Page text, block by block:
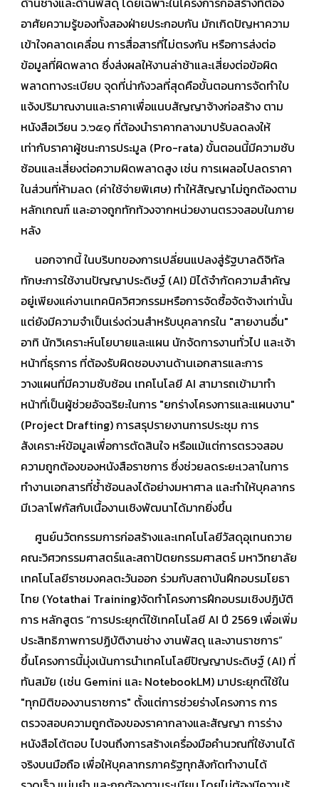
อาศัยความรู้ของทั้งสองฝ่ายประกอบกัน มักเกิดปัญหาความ
เข้าใจคลาดเคลื่อน การสื่อสารที่ไม่ตรงกัน หรือการส่งต่อ
ข้อมูลที่ผิดพลาด ซึ่งส่งผลให้งานล่าช้าและเสี่ยงต่อข้อผิด
พลาดทางระเบียบ จุดที่น่ากังวลที่สุดคือขั้นตอนการจัดทำใบ
แจ้งปริมาณงานและราคาเพื่อแนบสัญญาจ้างก่อสร้าง ตาม
หนังสือเวียน ว.๖๕๑ ที่ต้องนำราคากลางมาปรับลดลงให้
เท่ากับราคาผู้ชนะการประมูล (Pro-rata) ขั้นตอนนี้มีความซับ
ซ้อนและเสี่ยงต่อความผิดพลาดสูง เช่น การเผลอไปลดราคา
ในส่วนที่ห้ามลด (ค่าใช้จ่ายพิเศษ) ทำให้สัญญาไม่ถูกต้องตาม
หลักเกณฑ์ และอาจถูกทักท้วงจากหน่วยงานตรวจสอบในภาย
หลัง
นอกจากนี้ ในบริบทของการเปลี่ยนแปลงสู่รัฐบาลดิจิทัล
ทักษะการใช้งานปัญญาประดิษฐ์ (AI) มิได้จำกัดความสำคัญ
อยู่เพียงแค่งานเทคนิควิศวกรรมหรือการจัดซื้อจัดจ้างเท่านั้น
แต่ยังมีความจำเป็นเร่งด่วนสำหรับบุคลากรใน "สายงานอื่น"
อาทิ นักวิเคราะห์นโยบายและแผน นักจัดการงานทั่วไป และเจ้า
หน้าที่ธุรการ ที่ต้องรับผิดชอบงานด้านเอกสารและการ
วางแผนที่มีความซับซ้อน เทคโนโลยี AI สามารถเข้ามาทำ
หน้าที่เป็นผู้ช่วยอัจฉริยะในการ "ยกร่างโครงการและแผนงาน"
(Project Drafting) การสรุปรายงานการประชุม การ
สังเคราะห์ข้อมูลเพื่อการตัดสินใจ หรือแม้แต่การตรวจสอบ
ความถูกต้องของหนังสือราชการ ซึ่งช่วยลดระยะเวลาในการ
ทำงานเอกสารที่ซ้ำซ้อนลงได้อย่างมหาศาล และทำให้บุคลากร
มีเวลาโฟกัสกับเนื้องานเชิงพัฒนาได้มากยิ่งขึ้น
ศูนย์นวัตกรรมการก่อสร้างและเทคโนโลยีวัสดุอุเทนถวาย
คณะวิศวกรรมศาสตร์และสถาปัตยกรรมศาสตร์ มหาวิทยาลัย
เทคโนโลยีราชมงคลตะวันออก ร่วมกับสถาบันฝึกอบรมโยธา
ไทย (Yotathai Training)จัดทำโครงการฝึกอบรมเชิงปฏิบัติ
การ หลักสูตร “การประยุกต์ใช้เทคโนโลยี AI ปี 2569 เพื่อเพิ่ม
ประสิทธิภาพการปฏิบัติงานช่าง งานพัสดุ และงานราชการ”
ขึ้นโครงการนี้มุ่งเน้นการนำเทคโนโลยีปัญญาประดิษฐ์ (AI) ที่
ทันสมัย (เช่น Gemini และ NotebookLM) มาประยุกต์ใช้ใน
"ทุกมิติของงานราชการ" ตั้งแต่การช่วยร่างโครงการ การ
ตรวจสอบความถูกต้องของราคากลางและสัญญา การร่าง
หนังสือโต้ตอบ ไปจนถึงการสร้างเครื่องมือคำนวณที่ใช้งานได้
จริงบนมือถือ เพื่อให้บุคลากรภาครัฐทุกสังกัดทำงานได้